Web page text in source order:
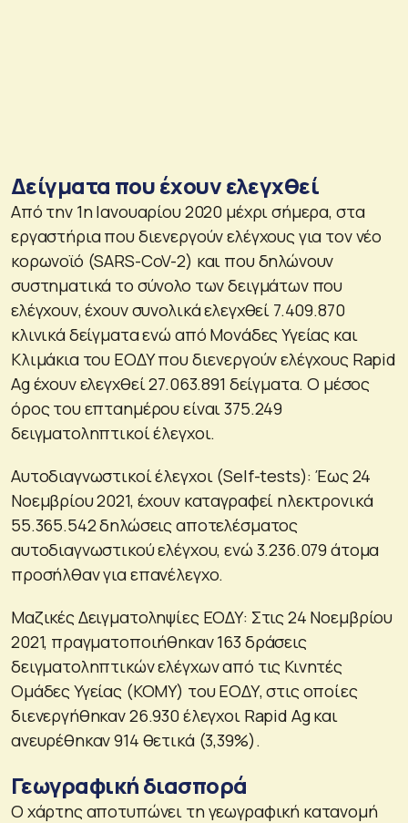
Δείγματα που έχουν ελεγχθεί
Από την 1η Ιανουαρίου 2020 μέχρι σήμερα, στα
εργαστήρια που διενεργούν ελέγχους για τον νέο
κορωνοϊό (SARS-CoV-2) και που δηλώνουν
συστηματικά το σύνολο των δειγμάτων που
ελέγχουν, έχουν συνολικά ελεγχθεί 7.409.870
κλινικά δείγματα ενώ από Μονάδες Υγείας και
Κλιμάκια του ΕΟΔΥ που διενεργούν ελέγχους Rapid
Ag έχουν ελεγχθεί 27.063.891 δείγματα. O μέσος
όρος του επταημέρου είναι 375.249
δειγματοληπτικοί έλεγχοι.
Αυτοδιαγνωστικοί έλεγχοι (Self-tests): Έως 24
Νοεμβρίου 2021, έχουν καταγραφεί ηλεκτρονικά
55.365.542 δηλώσεις αποτελέσματος
αυτοδιαγνωστικού ελέγχου, ενώ 3.236.079 άτομα
προσήλθαν για επανέλεγχο.
Mαζικές Δειγματοληψίες ΕΟΔΥ: Στις 24 Νοεμβρίου
2021, πραγματοποιήθηκαν 163 δράσεις
δειγματοληπτικών ελέγχων από τις Κινητές
Ομάδες Υγείας (ΚΟΜΥ) του ΕΟΔΥ, στις οποίες
διενεργήθηκαν 26.930 έλεγχοι Rapid Ag και
ανευρέθηκαν 914 θετικά (3,39%).
Γεωγραφική διασπορά
Ο χάρτης αποτυπώνει τη γεωγραφική κατανομή